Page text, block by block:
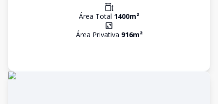
Área Total 1400m²
Área Privativa 916m²